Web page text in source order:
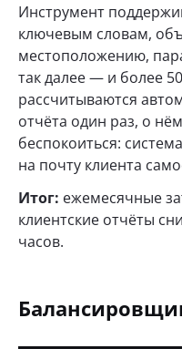
Инструмент
ключевым словам,
местоположению,
так далее — и более
рассчитываются
отчёта один раз, о
беспокоиться:
на почту клиента
Итог: ежемесячные
клиентские отчёты
часов.